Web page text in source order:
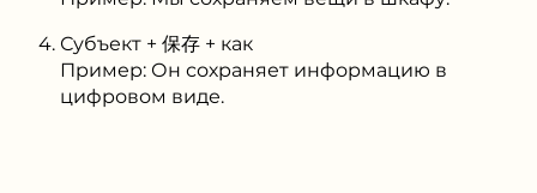
Субъект + 保存 + как
Пример: Он сохраняет информацию в
цифровом виде.